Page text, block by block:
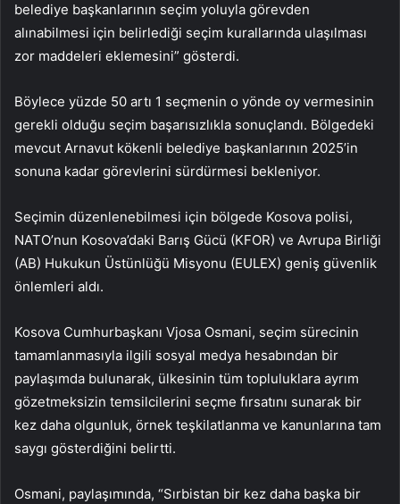
belediye başkanlarının seçim yoluyla görevden
alınabilmesi için belirlediği seçim kurallarında ulaşılması
zor maddeleri eklemesini” gösterdi.
Böylece yüzde 50 artı 1 seçmenin o yönde oy vermesinin
gerekli olduğu seçim başarısızlıkla sonuçlandı. Bölgedeki
mevcut Arnavut kökenli belediye başkanlarının 2025’in
sonuna kadar görevlerini sürdürmesi bekleniyor.
Seçimin düzenlenebilmesi için bölgede Kosova polisi,
NATO’nun Kosova’daki Barış Gücü (KFOR) ve Avrupa Birliği
(AB) Hukukun Üstünlüğü Misyonu (EULEX) geniş güvenlik
önlemleri aldı.
Kosova Cumhurbaşkanı Vjosa Osmani, seçim sürecinin
tamamlanmasıyla ilgili sosyal medya hesabından bir
paylaşımda bulunarak, ülkesinin tüm topluluklara ayrım
gözetmeksizin temsilcilerini seçme fırsatını sunarak bir
kez daha olgunluk, örnek teşkilatlanma ve kanunlarına tam
saygı gösterdiğini belirtti.
Osmani, paylaşımında, “Sırbistan bir kez daha başka bir